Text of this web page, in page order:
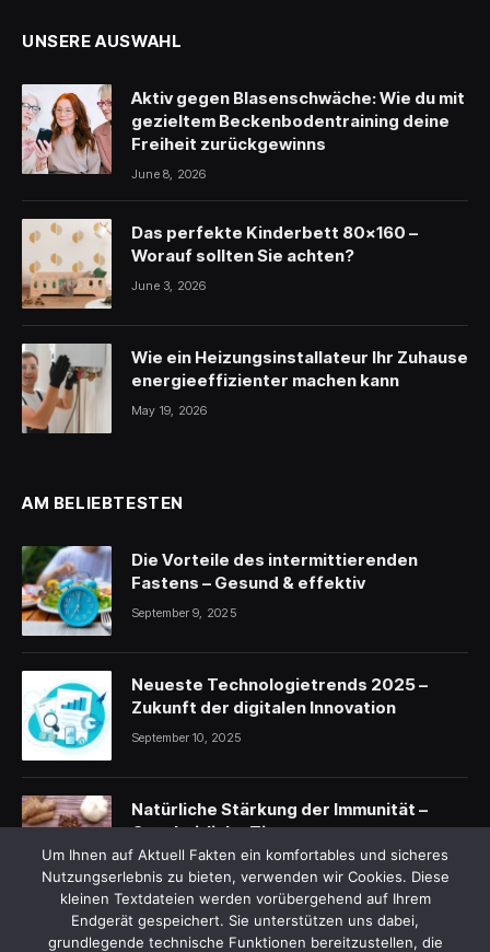
UNSERE AUSWAHL
Aktiv gegen Blasenschwäche: Wie du mit
gezieltem Beckenbodentraining deine
Freiheit zurückgewinns
June 8, 2026
Das perfekte Kinderbett 80×160 –
Worauf sollten Sie achten?
June 3, 2026
Wie ein Heizungsinstallateur Ihr Zuhause
energieeffizienter machen kann
May 19, 2026
AM BELIEBTESTEN
Die Vorteile des intermittierenden
Fastens – Gesund & effektiv
September 9, 2025
Neueste Technologietrends 2025 –
Zukunft der digitalen Innovation
September 10, 2025
Natürliche Stärkung der Immunität –
Ganzheitliche Tipps
September 11, 2025
Um Ihnen auf Aktuell Fakten ein komfortables und sicheres
Nutzungserlebnis zu bieten, verwenden wir Cookies. Diese
kleinen Textdateien werden vorübergehend auf Ihrem
Endgerät gespeichert. Sie unterstützen uns dabei,
grundlegende technische Funktionen bereitzustellen, die